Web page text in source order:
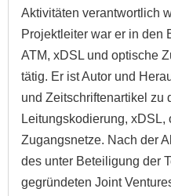
Aktivitäten verantwortlich
Projektleiter war er in den
ATM, xDSL und optische
tätig. Er ist Autor und
und Zeitschriftenartikel zu
Leitungskodierung,
Zugangsnetze. Nach der
des unter Beteiligung der
gegründeten Joint